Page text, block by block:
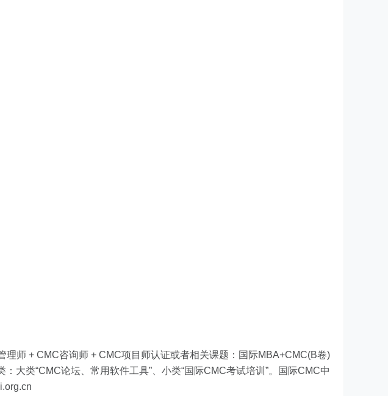
理师 + CMC咨询师 + CMC项目师认证或者相关课题：国际MBA+CMC(B卷)
大类“CMC论坛、常用软件工具”、小类“国际CMC考试培训”。国际CMC中